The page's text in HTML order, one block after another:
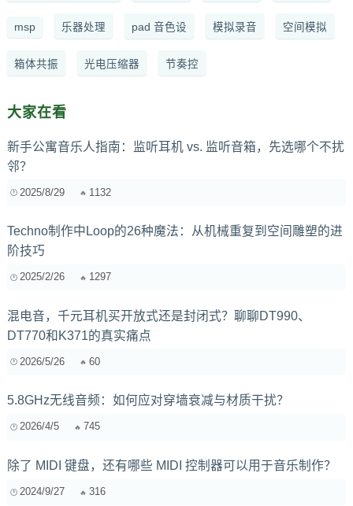
msp 乐器处理 pad 音色设 模拟录音 空间模拟
箱体共振 光电压缩器 节奏控
大家在看
新手公寓音乐人指南：监听耳机 vs. 监听音箱，先选哪个不扰
邻？
2025/8/29 1132
Techno制作中Loop的26种魔法：从机械重复到空间雕塑的进
阶技巧
2025/2/26 1297
混电音，千元耳机买开放式还是封闭式？聊聊DT990、
DT770和K371的真实痛点
2026/5/26 60
5.8GHz无线音频：如何应对穿墙衰减与材质干扰？
2026/4/5 745
除了 MIDI 键盘，还有哪些 MIDI 控制器可以用于音乐制作？
2024/9/27 316